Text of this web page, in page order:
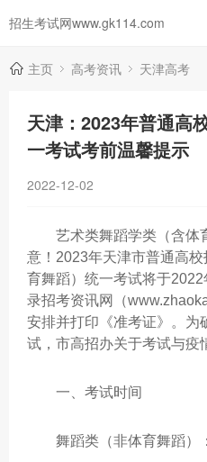
招生考试网www.gk114.com
主页 高考资讯 天津高考
天津：2023年普通高
一考试考前温馨提示
2022-12-02
艺术类舞蹈学类（含体
意！2023年天津市普通高
育舞蹈）统一考试将于
录招考资讯网（
安排并打印《准考证》。为
试，市高招办关于考试与疫
一、考试时间
舞蹈类（非体育舞蹈）